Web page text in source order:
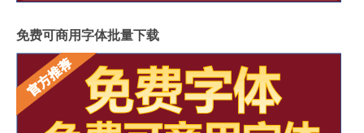
免费可商用字体批量下载